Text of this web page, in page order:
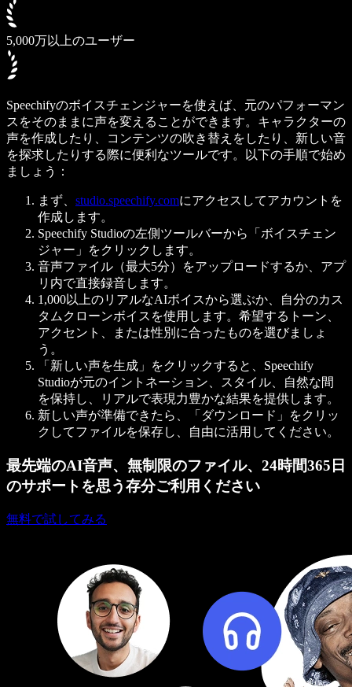
5,000万以上のユーザー
Speechifyのボイスチェンジャーを使えば、元のパフォーマン
スをそのままに声を変えることができます。キャラクターの
声を作成したり、コンテンツの吹き替えをしたり、新しい音
を探求したりする際に便利なツールです。以下の手順で始め
ましょう：
まず、 studio.speechify.comにアクセスしてアカウントを
作成します。
Speechify Studioの左側ツールバーから「ボイスチェン
ジャー」をクリックします。
音声ファイル（最大5分）をアップロードするか、アプ
リ内で直接録音します。
1,000以上のリアルなAIボイスから選ぶか、自分のカス
タムクローンボイスを使用します。希望するトーン、
アクセント、または性別に合ったものを選びましょ
う。
「新しい声を生成」をクリックすると、Speechify
Studioが元のイントネーション、スタイル、自然な間
を保持し、リアルで表現力豊かな結果を提供します。
新しい声が準備できたら、「ダウンロード」をクリッ
クしてファイルを保存し、自由に活用してください。
最先端のAI音声、無制限のファイル、24時間365日
のサポートを思う存分ご利用ください
無料で試してみる